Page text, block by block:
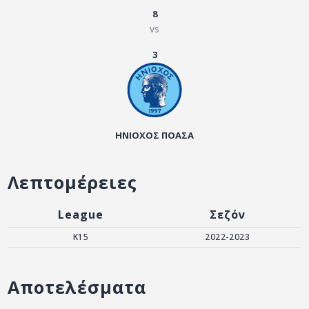
8
vs
3
ΗΝΙΟΧΟΣ ΠΟΑΣΑ
Λεπτομέρειες
League Σεζόν
K15 2022-2023
Αποτελέσματα